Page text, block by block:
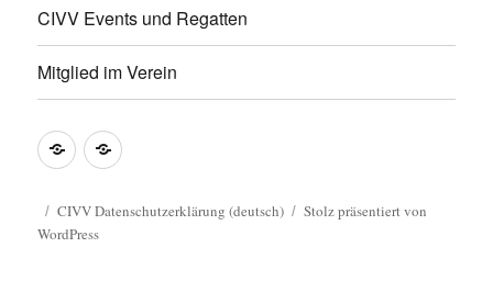
CIVV Events und Regatten
Mitglied im Verein
CIVV
Datenschutzerklärung
(deutsch)
CIVV
Policy
CIVV Datenschutzerklärung (deutsch)
Stolz präsentiert von
WordPress